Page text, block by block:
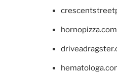
hornopizza.com